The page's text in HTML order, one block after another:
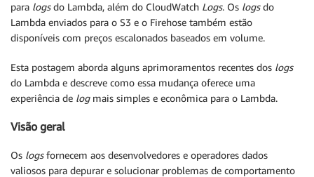
para logsdo Lambda, além do CloudWatch Logs. Os logsdo
Lambda enviados para o S3 e o Firehose também estão
disponíveis com preços escalonados baseados em volume.
Esta postagem aborda alguns aprimoramentos recentes dos logs
do Lambda e descreve como essa mudança oferece uma
experiência de log mais simples e econômica para o Lambda.
Visão geral
Os logsfornecem aos desenvolvedores e operadores dados
valiosos para depurar e solucionar problemas de comportamento